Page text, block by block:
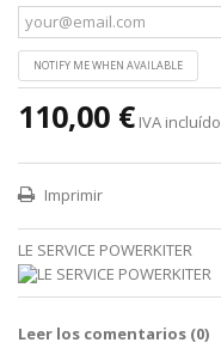
NOTIFY ME WHEN AVAILABLE
110,00 € IVA incluído
Imprimir
LE SERVICE POWERKITER
Leer los comentarios (0)